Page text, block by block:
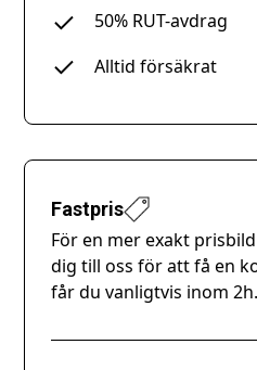
50% RUT-avdrag
Alltid försäkrat
Fastpris
För en mer exakt
dig till oss för att få en
får du vanligtvis inom 2h.